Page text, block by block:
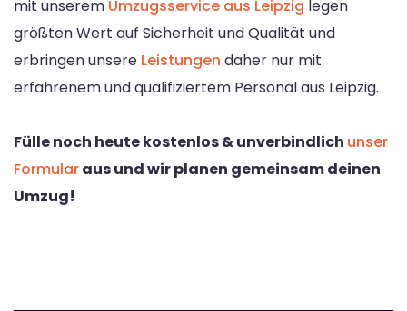
mit unserem Umzugsservice aus Leipzig legen
größten Wert auf Sicherheit und Qualität und
erbringen unsere Leistungen daher nur mit
erfahrenem und qualifiziertem Personal aus Leipzig.
Fülle noch heute kostenlos & unverbindlich unser
Formularaus und wir planen gemeinsam deinen
Umzug!